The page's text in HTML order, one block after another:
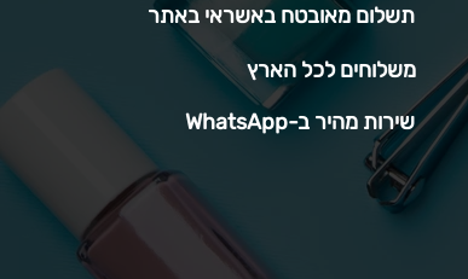
תשלום מאובטח באשראי באתר
משלוחים לכל הארץ
שירות מהיר ב-WhatsApp